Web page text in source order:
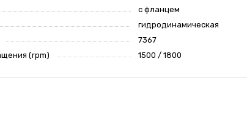
с фланцем
гидродинамическая
7367
(rpm)
1500 / 1800